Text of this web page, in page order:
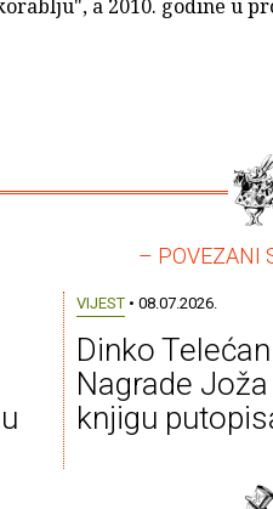
a 2010. godine u
– POVEZANI
VIJEST• 08.07.2026.
Dinko
Nagrade
knjigu